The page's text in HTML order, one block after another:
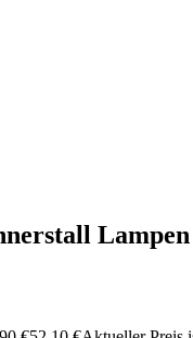
Lampen